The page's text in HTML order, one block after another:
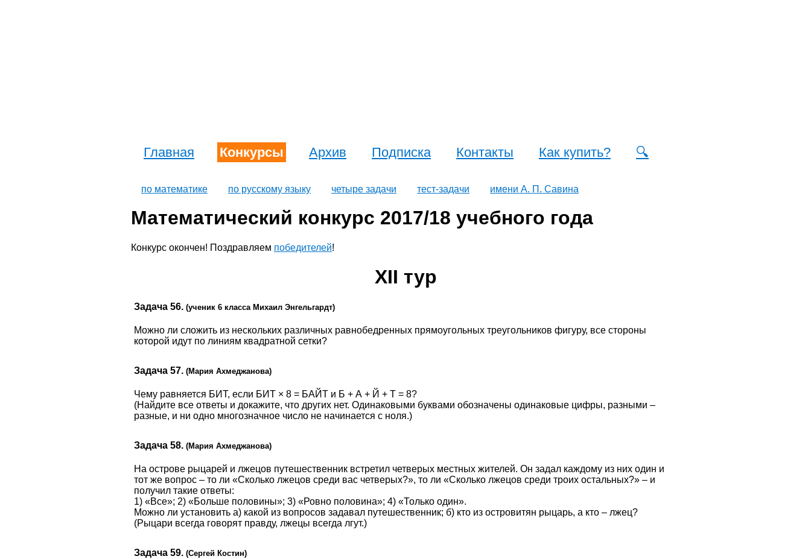
Главная Конкурсы Архив Подписка Контакты Как купить? 🔍
по математике по русскому языку четыре задачи тест-задачи имени А. П. Савина
Математический конкурс 2017/18 учебного года
Конкурс окончен! Поздравляем победителей!
XII тур
Задача 56. (ученик 6 класса Михаил Энгельгардт)
Можно ли сложить из нескольких различных равнобедренных прямоугольных треугольников фигуру, все стороны
которой идут по линиям квадратной сетки?
Задача 57. (Мария Ахмеджанова)
Чему равняется БИТ, если БИТ × 8 = БАЙТ и Б + А + Й + Т = 8?
(Найдите все ответы и докажите, что других нет. Одинаковыми буквами обозначены одинаковые цифры, разными –
разные, и ни одно многозначное число не начинается с ноля.)
Задача 58. (Мария Ахмеджанова)
На острове рыцарей и лжецов путешественник встретил четверых местных жителей. Он задал каждому из них один и
тот же вопрос – то ли «Сколько лжецов среди вас четверых?», то ли «Сколько лжецов среди троих остальных?» – и
получил такие ответы:
1) «Все»; 2) «Больше половины»; 3) «Ровно половина»; 4) «Только один».
Можно ли установить а) какой из вопросов задавал путешественник; б) кто из островитян рыцарь, а кто – лжец?
(Рыцари всегда говорят правду, лжецы всегда лгут.)
Задача 59. (Сергей Костин)